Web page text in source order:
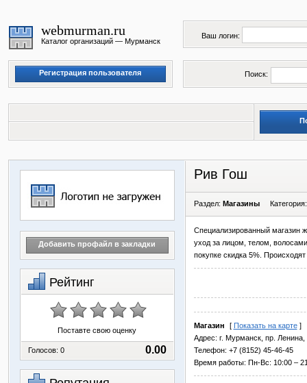
webmurman.ru
Каталог организаций — Мурманск
Ваш логин:
Регистрация пользователя Поиск:
Добавить профайл в закладки
Рейтинг
Поставте свою оценку
Голосов: 0 0.00
Рив Гош
Раздел: Магазины
Специализированный магазин
уход за лицом, телом,
покупке скидка 5%.
Магазин [ Показать на карте]
Адрес: г. Мурманск, пр. Ленина,
Телефон: +7 (8152) 45-46-45
Время работы: Пн-Вс: 10:00 –